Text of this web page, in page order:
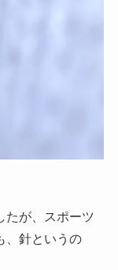
たが、スポーツ
、針というの